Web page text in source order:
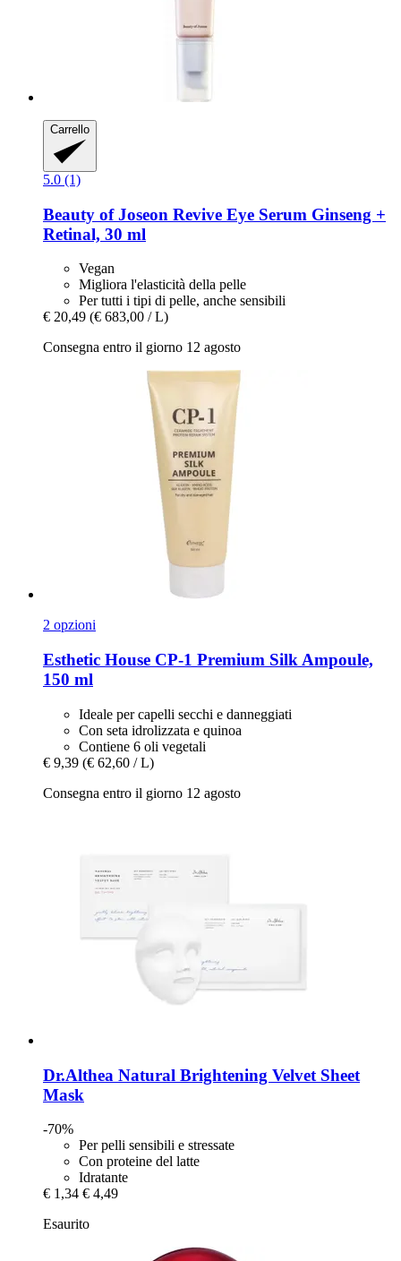
Carrello
5.0 (1)
Beauty of Joseon Revive Eye Serum Ginseng +
Retinal, 30 ml
Vegan
Migliora l'elasticità della pelle
Per tutti i tipi di pelle, anche sensibili
€ 20,49 (€ 683,00 / L)
Consegna entro il giorno 12 agosto
2 opzioni
Esthetic House CP-​1 Premium Silk Ampoule,
150 ml
Ideale per capelli secchi e danneggiati
Con seta idrolizzata e quinoa
Contiene 6 oli vegetali
€ 9,39 (€ 62,60 / L)
Consegna entro il giorno 12 agosto
Dr.Althea Natural Brightening Velvet Sheet
Mask
-70%
Per pelli sensibili e stressate
Con proteine ​​del latte
Idratante
€ 1,34 € 4,49
Esaurito